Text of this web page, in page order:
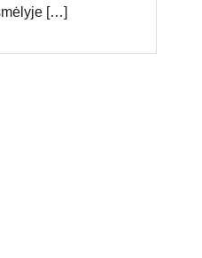
[…]